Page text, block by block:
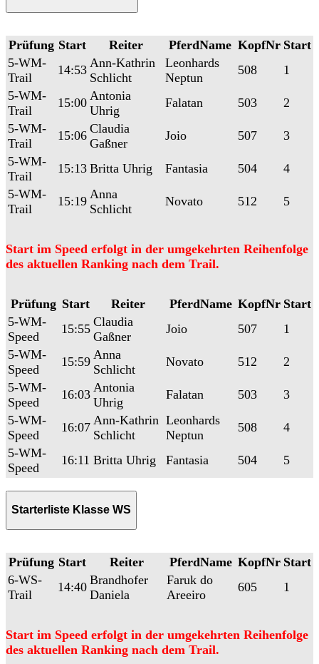
Prüfung Start Reiter PferdName KopfNr Start
5-WM-
Trail
14:53 Ann-Kathrin
Schlicht
Leonhards
Neptun
508
1
5-WM-
Trail
15:00 Antonia
Uhrig
Falatan 503
2
5-WM-
Trail
15:06 Claudia
Gaßner
Joio 507
3
5-WM-
Trail
15:13 Britta Uhrig Fantasia 504
4
5-WM-
Trail
15:19 Anna
Schlicht
Novato 512 5
Start im Speed erfolgt in der umgekehrten Reihenfolge
des aktuellen Ranking nach dem Trail.
Prüfung Start Reiter PferdName KopfNr Start
5-WM-
Speed
15:55 Claudia
Gaßner
Joio 507
1
5-WM-
Speed
15:59 Anna
Schlicht
Novato 512
2
5-WM-
Speed
16:03 Antonia
Uhrig
Falatan 503
3
5-WM-
Speed
16:07 Ann-Kathrin
Schlicht
Leonhards
Neptun
508
4
5-WM-
Speed
16:11 Britta Uhrig Fantasia 504 5
Starterliste Klasse WS
Prüfung Start Reiter PferdName KopfNr Start
6-WS-
Trail
14:40 Brandhofer
Daniela
Faruk do
Areeiro
605 1
Start im Speed erfolgt in der umgekehrten Reihenfolge
des aktuellen Ranking nach dem Trail.